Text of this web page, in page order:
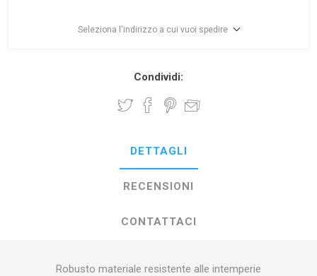
Seleziona l'indirizzo a cui vuoi spedire
Condividi:
DETTAGLI
RECENSIONI
CONTATTACI
Robusto materiale resistente alle intemperie